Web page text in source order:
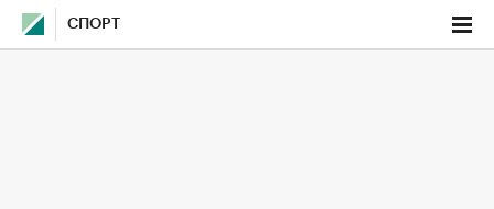
СПОРТ